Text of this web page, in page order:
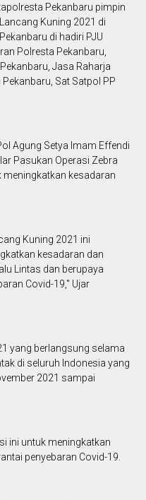
Pekanbaru pimpin
Kuning 2021 di
di hadiri PJU
Polresta Pekanbaru,
Jasa Raharja
Sat Satpol PP
Agung Setya Imam Effendi
Pasukan Operasi Zebra
meningkatkan kesadaran
Kuning 2021 ini
kesadaran dan
Lintas dan berupaya
Covid-19," Ujar
yang berlangsung selama
di seluruh Indonesia yang
2021 sampai
ini untuk meningkatkan
penyebaran Covid-19.